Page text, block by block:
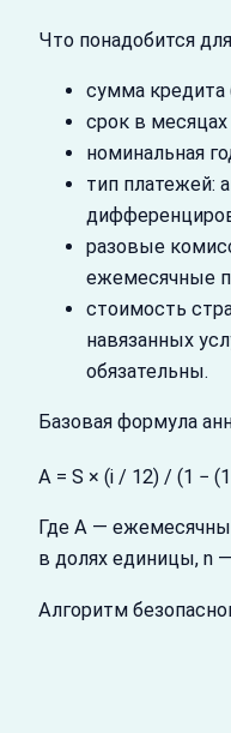
Что понадобится
сумма кредита
срок в месяцах
номинальная
тип платежей:
разовые
ежемесячные
стоимость
навязанных
обязательны.
Базовая формула
A = S × (i / 12) / (1 −
Где A —
в долях единицы, n
Алгоритм